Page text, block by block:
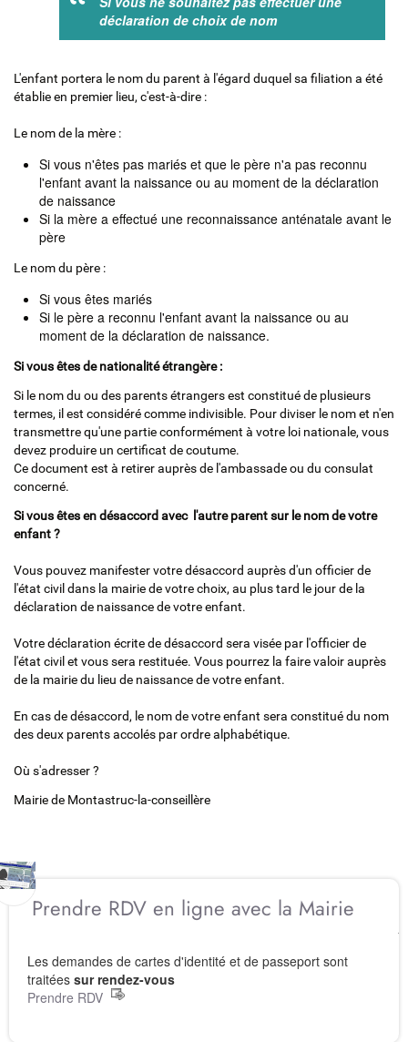
déclaration de choix de nom
L'enfant portera le nom du parent à l'égard duquel sa filiation a été
établie en premier lieu, c'est-à-dire :
Le nom de la mère :
Si vous n'êtes pas mariés et que le père n'a pas reconnu
l'enfant avant la naissance ou au moment de la déclaration
de naissance
Si la mère a effectué une reconnaissance anténatale avant le
père
Le nom du père :
Si vous êtes mariés
Si le père a reconnu l'enfant avant la naissance ou au
moment de la déclaration de naissance.
Si vous êtes de nationalité étrangère :
Si le nom du ou des parents étrangers est constitué de plusieurs
termes, il est considéré comme indivisible. Pour diviser le nom et n'en
transmettre qu'une partie conformément à votre loi nationale, vous
devez produire un certificat de coutume.
Ce document est à retirer auprès de l'ambassade ou du consulat
concerné.
Si vous êtes en désaccord avec l'autre parent sur le nom de votre
enfant ?
Vous pouvez manifester votre désaccord auprès d'un officier de
l'état civil dans la mairie de votre choix, au plus tard le jour de la
déclaration de naissance de votre enfant.
Votre déclaration écrite de désaccord sera visée par l'officier de
l'état civil et vous sera restituée. Vous pourrez la faire valoir auprès
de la mairie du lieu de naissance de votre enfant.
En cas de désaccord, le nom de votre enfant sera constitué du nom
des deux parents accolés par ordre alphabétique.
Où s'adresser ?
Mairie de Montastruc-la-conseillère
Prendre RDV en ligne avec la Mairie
Les demandes de cartes d'identité et de passeport sont
traitées sur rendez-vous
Prendre RDV